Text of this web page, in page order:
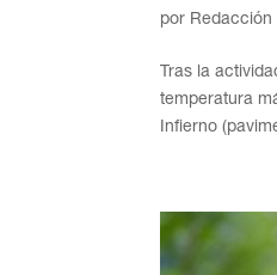
por Redacción
Tras la
temperatura
Infierno